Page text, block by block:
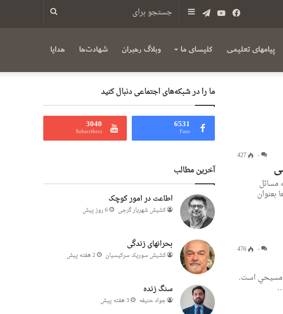
سایدبار تلگرامیوتیوب فیس
پیامهای تعلیمی کلیسای ما وبلاگ رهبران شهادت‌ها هدایا
۰ 427
مسائل
۰ 476
مسيحي است.
ما را در شبکه‌های اجتماعی دنبال کنید
6531
Fans
3040
Subscribers
آخرین مطالب
اطاعت در امور کوچک
کشیش شهریار گرجى 6 روز پیش
بحرانهای زندگی
کشیش سوریک سرکیسیان 2 هفته پیش
سنگ زنده
جواد حنیفه 3 هفته پیش